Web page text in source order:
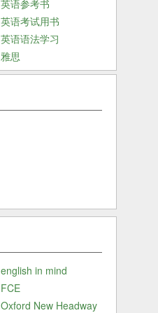
英语参考书
英语考试用书
英语语法学习
雅思
english in mind
FCE
Oxford New Headway